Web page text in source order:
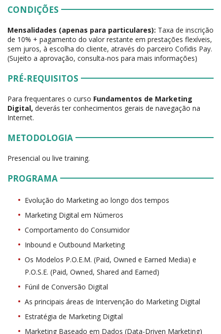
CONDIÇÕES
Mensalidades (apenas para particulares): Taxa de inscrição
de 10% + pagamento do valor restante em prestações flexíveis,
sem juros, à escolha do cliente, através do parceiro Cofidis Pay.
(Sujeito a aprovação, consulta-nos para mais informações)
PRÉ-REQUISITOS
Para frequentares o curso Fundamentos de Marketing
Digital, deverás ter conhecimentos gerais de navegação na
Internet.
METODOLOGIA
Presencial ou live training.
PROGRAMA
Evolução do Marketing ao longo dos tempos
Marketing Digital em Números
Comportamento do Consumidor
Inbound e Outbound Marketing
Os Modelos P.O.E.M. (Paid, Owned e Earned Media) e
P.O.S.E. (Paid, Owned, Shared and Earned)
Fúnil de Conversão Digital
As principais áreas de Intervenção do Marketing Digital
Estratégia de Marketing Digital
Marketing Baseado em Dados (Data-Driven Marketing)